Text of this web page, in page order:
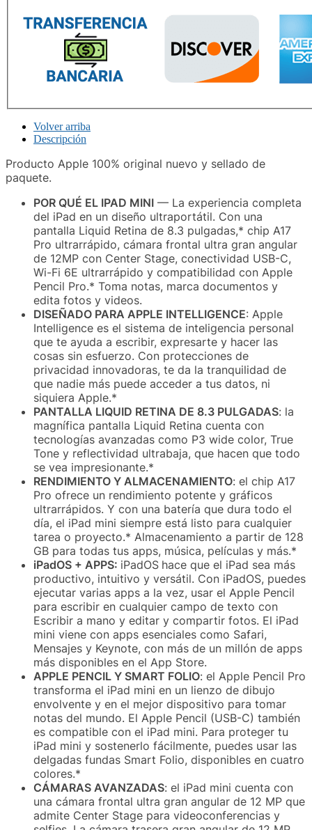
Volver arriba
Descripción
Producto Apple 100% original nuevo y sellado de
paquete.
POR QUÉ EL IPAD MINI — La experiencia completa
del iPad en un diseño ultraportátil. Con una
pantalla Liquid Retina de 8.3 pulgadas,* chip A17
Pro ultrarrápido, cámara frontal ultra gran angular
de 12MP con Center Stage, conectividad USB-C,
Wi-Fi 6E ultrarrápido y compatibilidad con Apple
Pencil Pro.* Toma notas, marca documentos y
edita fotos y videos.
DISEÑADO PARA APPLE INTELLIGENCE: Apple
Intelligence es el sistema de inteligencia personal
que te ayuda a escribir, expresarte y hacer las
cosas sin esfuerzo. Con protecciones de
privacidad innovadoras, te da la tranquilidad de
que nadie más puede acceder a tus datos, ni
siquiera Apple.*
PANTALLA LIQUID RETINA DE 8.3 PULGADAS: la
magnífica pantalla Liquid Retina cuenta con
tecnologías avanzadas como P3 wide color, True
Tone y reflectividad ultrabaja, que hacen que todo
se vea impresionante.*
RENDIMIENTO Y ALMACENAMIENTO: el chip A17
Pro ofrece un rendimiento potente y gráficos
ultrarrápidos. Y con una batería que dura todo el
día, el iPad mini siempre está listo para cualquier
tarea o proyecto.* Almacenamiento a partir de 128
GB para todas tus apps, música, películas y más.*
iPadOS + APPS: iPadOS hace que el iPad sea más
productivo, intuitivo y versátil. Con iPadOS, puedes
ejecutar varias apps a la vez, usar el Apple Pencil
para escribir en cualquier campo de texto con
Escribir a mano y editar y compartir fotos. El iPad
mini viene con apps esenciales como Safari,
Mensajes y Keynote, con más de un millón de apps
más disponibles en el App Store.
APPLE PENCIL Y SMART FOLIO: el Apple Pencil Pro
transforma el iPad mini en un lienzo de dibujo
envolvente y en el mejor dispositivo para tomar
notas del mundo. El Apple Pencil (USB-C) también
es compatible con el iPad mini. Para proteger tu
iPad mini y sostenerlo fácilmente, puedes usar las
delgadas fundas Smart Folio, disponibles en cuatro
colores.*
CÁMARAS AVANZADAS: el iPad mini cuenta con
una cámara frontal ultra gran angular de 12 MP que
admite Center Stage para videoconferencias y